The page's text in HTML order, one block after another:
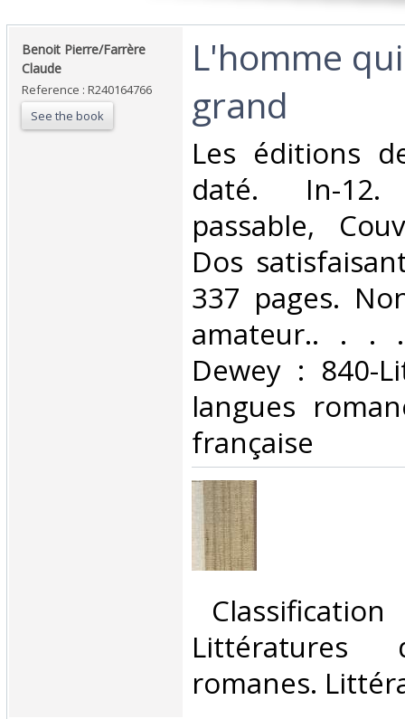
‎Benoit Pierre/Farrère
Claude‎
Reference : R240164766
See the book
‎L'homme
grand‎
‎Les éditions
daté. In-
passable,
Dos
337 pages.
amateur.. . . .
Dewey : 840-
langues
française‎
Littératures
romanes.